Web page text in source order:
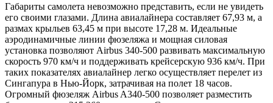
Габариты самолета невозможно представить, если не увидеть
его своими глазами. Длина авиалайнера составляет 67,93 м, а
размах крыльев 63,45 м при высоте 17,28 м. Идеальные
аэродинамичные линии фюзеляжа и мощная силовая
установка позволяют Airbus 340-500 развивать максимальную
скорость 970 км/ч и поддерживать крейсерскую 936 км/ч. При
таких показателях авиалайнер легко осуществляет перелет из
Сингапура в Нью-Йорк, затрачивая на полет 18 часов.
Огромный фюзеляж Airbus A340-500 позволяет разместить